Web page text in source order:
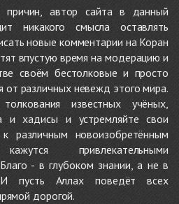
причин, автор сайта в данный
никакого смысла оставлять
новые комментарии на Коран
впустую время на модерацию и
своём бестолковые и просто
от различных невежд этого мира.
известных учёных,
и хадисы и устремляйте свои
различным новоизобретённым
привлекательными
- в глубоком знании, а не в
И пусть Аллах поведёт всех
дорогой.